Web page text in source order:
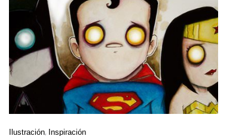
Ilustración Inspiración